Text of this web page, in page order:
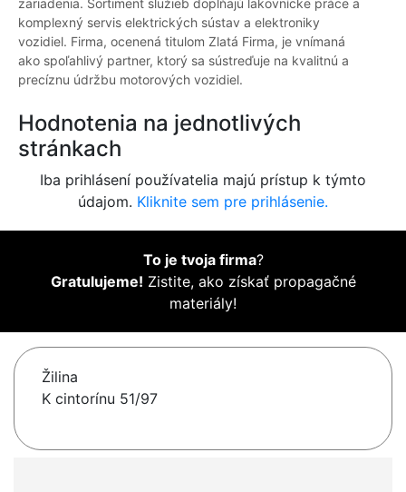
zariadenia. Sortiment služieb dopĺňajú lakovnícke práce a
komplexný servis elektrických sústav a elektroniky
vozidiel. Firma, ocenená titulom Zlatá Firma, je vnímaná
ako spoľahlivý partner, ktorý sa sústreďuje na kvalitnú a
precíznu údržbu motorových vozidiel.
Hodnotenia na jednotlivých
stránkach
Iba prihlásení používatelia majú prístup k týmto
údajom. Kliknite sem pre prihlásenie.
To je tvoja firma?
Gratulujeme! Zistite, ako získať propagačné
materiály!
Žilina
K cintorínu 51/97